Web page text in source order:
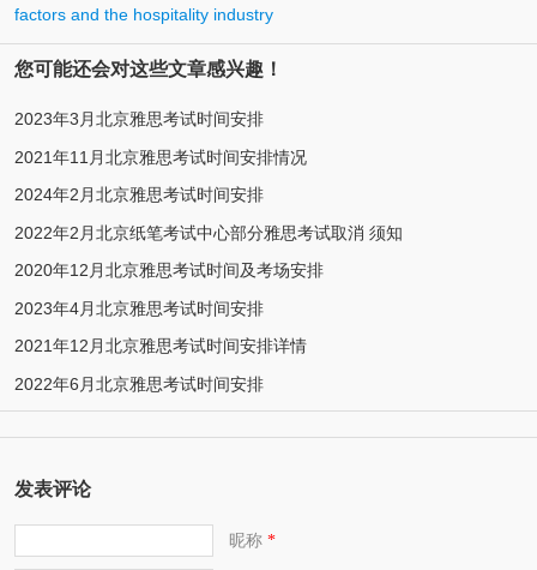
factors and the hospitality industry
您可能还会对这些文章感兴趣！
2023年3月北京雅思考试时间安排
2021年11月北京雅思考试时间安排情况
2024年2月北京雅思考试时间安排
2022年2月北京纸笔考试中心部分雅思考试取消 须知
2020年12月北京雅思考试时间及考场安排
2023年4月北京雅思考试时间安排
2021年12月北京雅思考试时间安排详情
2022年6月北京雅思考试时间安排
发表评论
昵称*